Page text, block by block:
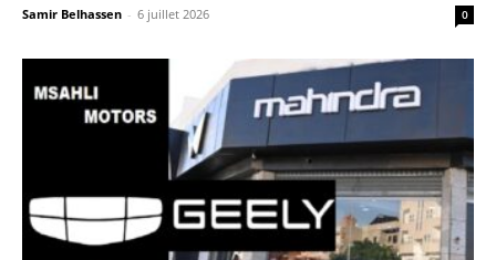
Samir Belhassen - 6 juillet 2026 0